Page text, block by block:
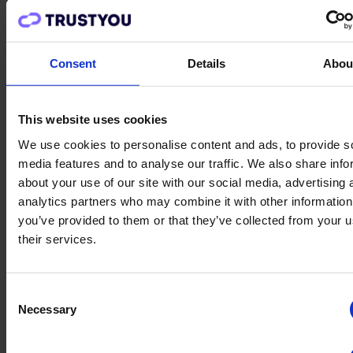
Consent Details
This website uses cookies
We use cookies to personalise content and ads, to provide
media features and to analyse our traffic. We also share
about your use of our site with our social media, advertising
analytics partners who may combine it with other
you’ve provided to them or that they’ve collected from your
their services.
Selection
Necessary
https://zoom.us/webinar/register/
11:00 Uhr.- CEST
bei CXP?
https://zoom.us/webinar/register/
Aug.10
10:00 Uhr.-11:00 Uhr. CET
Einführung in CXP
Preise
TrustYou Classic